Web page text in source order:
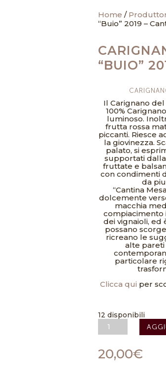
Home /
“Buio” 2019 –
“BUIO”
Il Carignano
100%
luminoso.
frutta rossa
piccanti. Riesce
la giovinezza.
palato, si
supportati dalla
fruttate e
con condimenti
da
“Cantina
dolcemente
macchia
dei vignaioli,
possano
ricreano le
alte pareti
particolare
Clicca qui per
12 disponibili
Carignano
del
"Buio"
2019
20,00€